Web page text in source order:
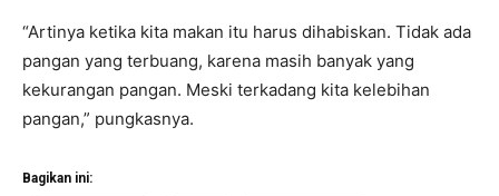
“Artinya ketika kita makan itu harus dihabiskan. Tidak ada
pangan yang terbuang, karena masih banyak yang
kekurangan pangan. Meski terkadang kita kelebihan
pangan,” pungkasnya.
Bagikan ini: